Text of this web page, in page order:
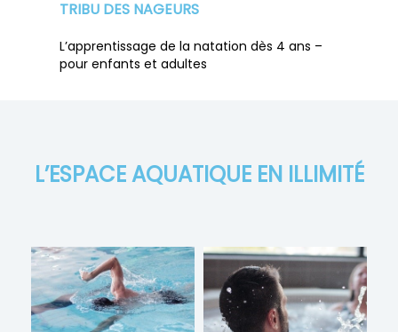
TRIBU DES NAGEURS
L’apprentissage de la natation dès 4 ans –
pour enfants et adultes
L’ESPACE AQUATIQUE EN ILLIMITÉ